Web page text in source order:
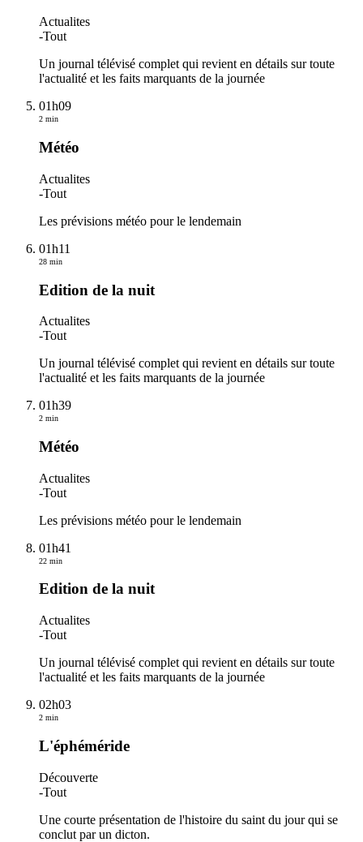
Actualites
-Tout
Un journal télévisé complet qui revient en détails sur toute
l'actualité et les faits marquants de la journée
01h09
2 min
Météo
Actualites
-Tout
Les prévisions météo pour le lendemain
01h11
28 min
Edition de la nuit
Actualites
-Tout
Un journal télévisé complet qui revient en détails sur toute
l'actualité et les faits marquants de la journée
01h39
2 min
Météo
Actualites
-Tout
Les prévisions météo pour le lendemain
01h41
22 min
Edition de la nuit
Actualites
-Tout
Un journal télévisé complet qui revient en détails sur toute
l'actualité et les faits marquants de la journée
02h03
2 min
L'éphéméride
Découverte
-Tout
Une courte présentation de l'histoire du saint du jour qui se
conclut par un dicton.